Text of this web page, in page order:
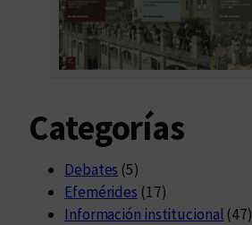
Categorías
Debates (5)
Efemérides (17)
Información institucional (47)